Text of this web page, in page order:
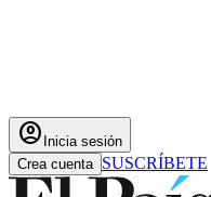
account_circle Inicia sesión
Crea cuenta SUSCRÍBETE